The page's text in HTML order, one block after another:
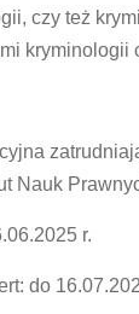
czy też
kryminologii
Nauk
r.
do